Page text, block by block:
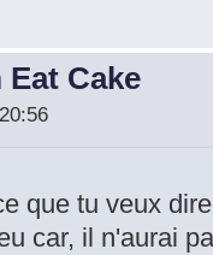
Eat Cake
que tu veux
car, il n'aurai